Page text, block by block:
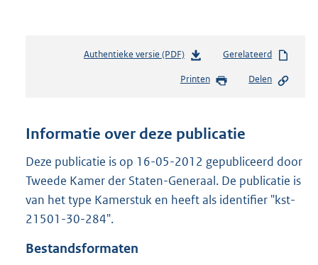
Authentieke versie (PDF)b
s
n
s
r
o
Gerelateerd
Printen Delen
Informatie over deze publicatie
Deze publicatie is op 16-05-2012 gepubliceerd door
Tweede Kamer der Staten-Generaal. De publicatie is
van het type Kamerstuk en heeft als identifier "kst-
21501-30-284".
Bestandsformaten